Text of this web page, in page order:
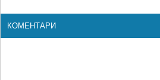
КОМЕНТАРИ